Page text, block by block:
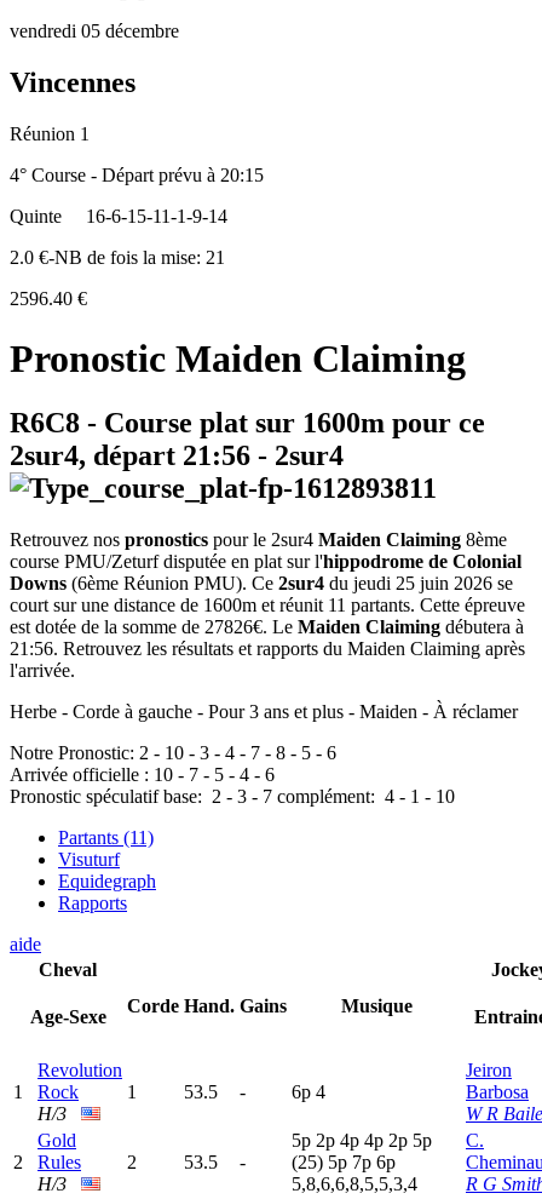
vendredi 05 décembre
Vincennes
Réunion 1
4° Course - Départ prévu à 20:15
Quinte
16-6-15-11-1-9-14
2.0 €-NB de fois la mise: 21
2596.40 €
Pronostic Maiden Claiming
R6C8 - Course plat sur 1600m pour ce
2sur4, départ 21:56 - 2sur4
Retrouvez nos pronostics pour le 2sur4 Maiden Claiming 8ème
course PMU/Zeturf disputée en plat sur l'hippodrome de Colonial
Downs (6ème Réunion PMU). Ce 2sur4 du jeudi 25 juin 2026 se
court sur une distance de 1600m et réunit 11 partants. Cette épreuve
est dotée de la somme de 27826€. Le Maiden Claiming débutera à
21:56. Retrouvez les résultats et rapports du Maiden Claiming après
l'arrivée.
Herbe - Corde à gauche - Pour 3 ans et plus - Maiden - À réclamer
Notre Pronostic: 2 - 10 - 3 - 4 - 7 - 8 - 5 - 6
Arrivée officielle : 10 - 7 - 5 - 4 - 6
Pronostic spéculatif base: 2 - 3 - 7 complément: 4 - 1 - 10
Partants (11)
Visuturf
Equidegraph
Rapports
aide
Cheval
Age-Sexe
Corde Hand. Gains Musique
1
Revolution
Rock
H/3
1 53.5 - 6p 4
Jeiron
Barbosa
W R
2
Gold
Rules
H/3
2 53.5 -
5p 2p 4p 4p 2p 5p
(25) 5p 7p 6p
5,8,6,6,8,5,5,3,4
C.
R G